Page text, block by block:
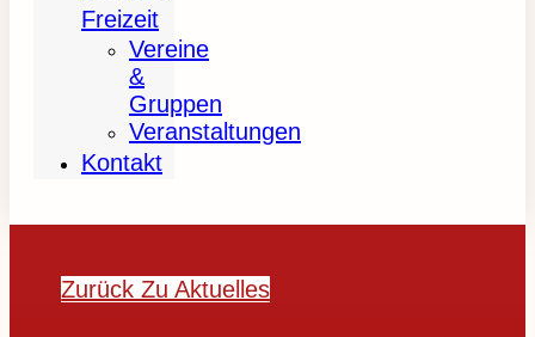
Freizeit
Vereine
&
Gruppen
Veranstaltungen
Kontakt
Zurück Zu Aktuelles